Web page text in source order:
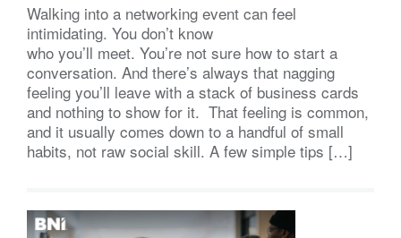
Walking into a networking event can feel
intimidating. You don’t know
who you’ll meet. You’re not sure how to start a
conversation. And there’s always that nagging
feeling you’ll leave with a stack of business cards
and nothing to show for it. That feeling is common,
and it usually comes down to a handful of small
habits, not raw social skill. A few simple tips […]